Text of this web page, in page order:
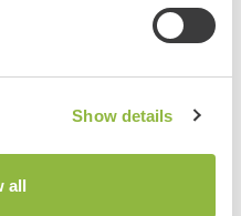
Show details
all